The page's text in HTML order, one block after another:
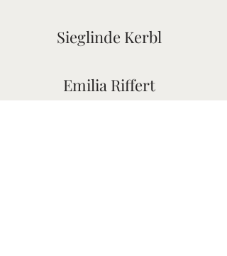
Sieglinde Kerbl
Emilia Riffert